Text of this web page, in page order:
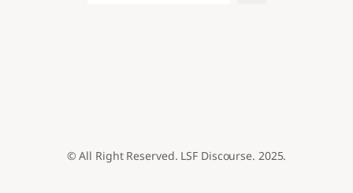
© All Right Reserved. LSF Discourse. 2025.